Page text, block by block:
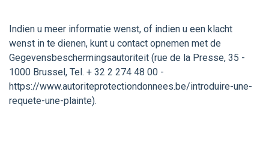
Indien u meer informatie wenst, of indien u een klacht
wenst in te dienen, kunt u contact opnemen met de
Gegevensbeschermingsautoriteit (rue de la Presse, 35 -
1000 Brussel, Tel. + 32 2 274 48 00 -
https://www.autoriteprotectiondonnees.be/introduire-une-
requete-une-plainte).